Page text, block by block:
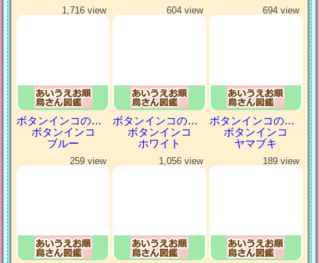
1,716 view
ボタンインコの仲間
ボタンインコ
ブルー
604 view
ボタンインコの仲間
ボタンインコ
ホワイト
694 view
ボタンインコの仲間
ボタンインコ
ヤマブキ
259 view 1,056 view 189 view